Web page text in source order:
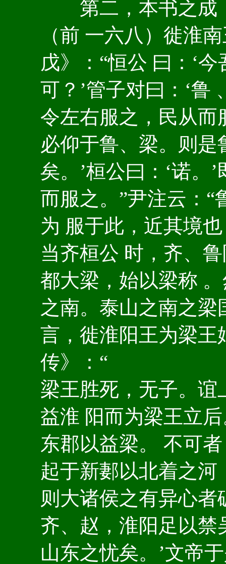
第二，本书之成
（前 一六八）徙淮
戊》：“恒公 曰：‘
可？’管子对曰：‘鲁
令左右服之，民从而
必仰于鲁、梁。则
矣。’桓公曰：‘诺。
而服之。”尹注云：“
为 服于此，近其境
当齐桓公 时，齐、
都大梁，始以梁称
之南。泰山之南之
言，徙淮阳王为梁王
传》：“
梁王胜死，无子。谊
益淮 阳而为梁王立
东郡以益梁。 不可
起于新郪以北着之
则大诸侯之有异心
齐、赵，淮阳足以禁
山东之忧矣。’文帝